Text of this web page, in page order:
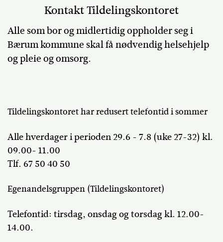
Kontakt Tildelingskontoret
Alle som bor og midlertidig oppholder seg i
Bærum kommune skal få nødvendig helsehjelp
og pleie og omsorg.
Tildelingskontoret har redusert telefontid i sommer
Alle hverdager i perioden 29.6 - 7.8 (uke 27-32) kl.
09.00- 11.00
Tlf. 67 50 40 50
Egenandelsgruppen (Tildelingskontoret)
Telefontid: tirsdag, onsdag og torsdag kl. 12.00-
14.00.